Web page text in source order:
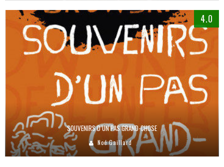
4.0
SOUVENIRS D’UN PAS GRAND-CHOSE
Noé Gaillard